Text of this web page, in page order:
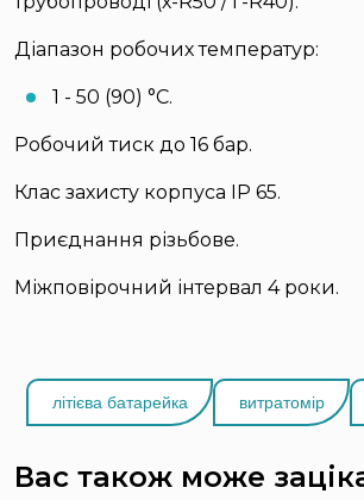
Діапазон робочих температур:
1 - 50 (90) °С.
Робочий тиск до 16 бар.
Клас захисту корпуса IP 65.
Приєднання різьбове.
Міжповірочний інтервал 4 роки.
літієва батарейка витратомір
Вас також може